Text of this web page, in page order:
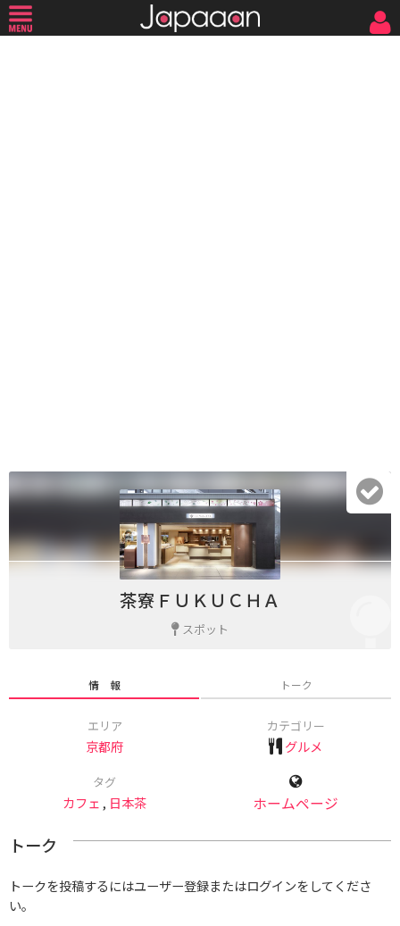
茶寮ＦＵＫＵＣＨＡ
スポット
情 報 トーク
エリア
京都府
カテゴリー
グルメ
タグ
カフェ , 日本茶 ホームページ
トーク
トークを投稿するにはユーザー登録またはログインをしてくださ
い。